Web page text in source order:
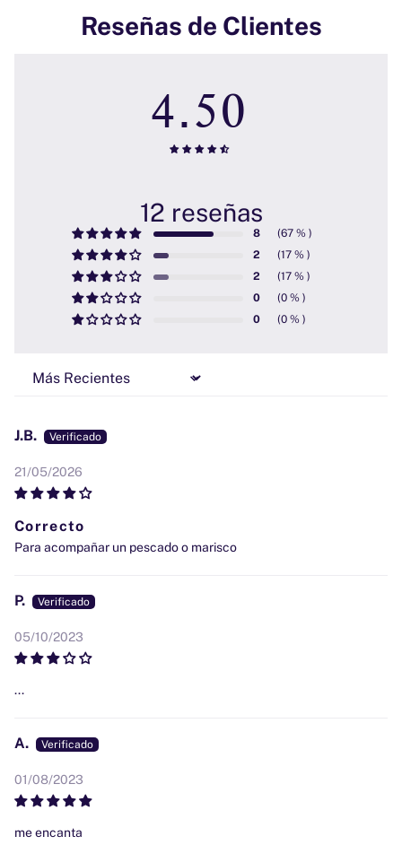
Reseñas de Clientes
4.50
12 reseñas
8
2
2
0
0
Sort by
21/05/2026
J.B.
Correcto
Para acompañar un pescado o marisco
05/10/2023
P.
...
01/08/2023
A.
me encanta